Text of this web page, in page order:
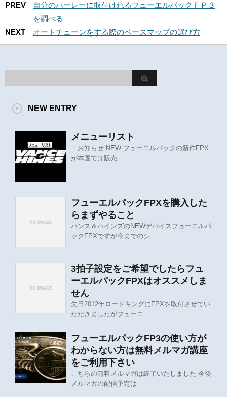
PREV
自分のハーレーに取付けれるフューエルパックＦＰ３
を調べる
NEXT
オートチューンをする際のベースマップの選び方
NEW ENTRY
メニューリスト
・お知らせ NEW フューエルパックの新作FPX
が本国では販売
フューエルパックFPXを購入した
らまずやること
バンス＆ハインズのNEWデバイスフューエルパ
ックFPXですが今までのシ
3拍子設定をご希望でしたらフュ
ーエルパックFPXはオススメしま
せん
先日2012年ロードキングにFPXを取付させてい
ただきましたがフューエ
フューエルパックFP3の使い方が
わからない方は無料メルマガ講座
をご利用下さい
こちらの無料メルマガは終了いたしました 今後
メルマガの配信予定は